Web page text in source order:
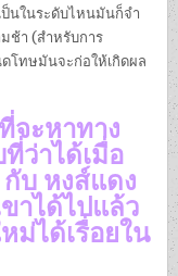
ป็นในระดับไหนมันก็จำ
มช้า (สำหรับการ
โทษมันจะก่อให้เกิดผล
จะหาทาง
ว่าได้เมื่อ
บ หงส์แดง
าได้ไปแล้ว
ม่ได้เรื่อยใน